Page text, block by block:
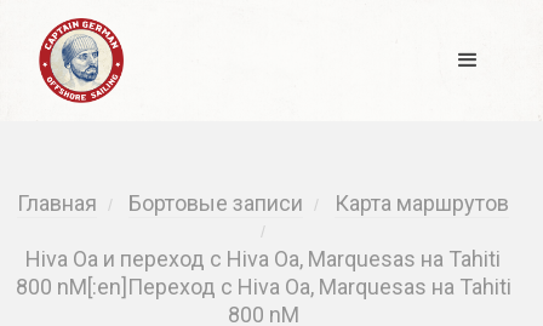
Главная / Бортовые записи / Карта маршрутов
/
Hiva Oa и переход с Hiva Oa, Marquesas на Tahiti
800 nM[:en]Переход с Hiva Oa, Marquesas на Tahiti
800 nM